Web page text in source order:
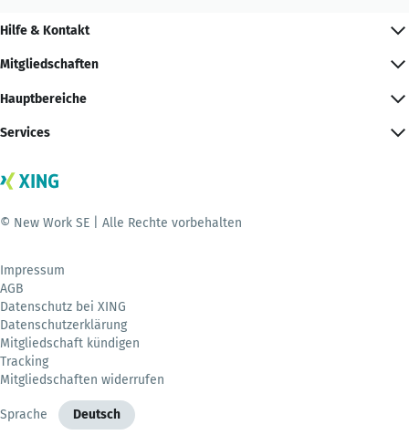
Hilfe & Kontakt
Mitgliedschaften
Hauptbereiche
Services
© New Work SE | Alle Rechte vorbehalten
Impressum
AGB
Datenschutz bei XING
Datenschutzerklärung
Mitgliedschaft kündigen
Tracking
Mitgliedschaften widerrufen
Sprache Deutsch